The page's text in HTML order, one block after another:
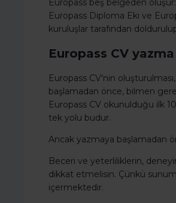
Europass beş belgeden
Europass Diploma Eki ve
kuruluşlar tarafından
Europass CV
Europass CV'nin
başlamadan önce, bilmen
Europass CV okunulduğu ilk
tek yolu budur.
Ancak yazmaya başlamadan
Beceri ve yeterliliklerin,
dikkat etmelisin. Çünkü
içermektedir.